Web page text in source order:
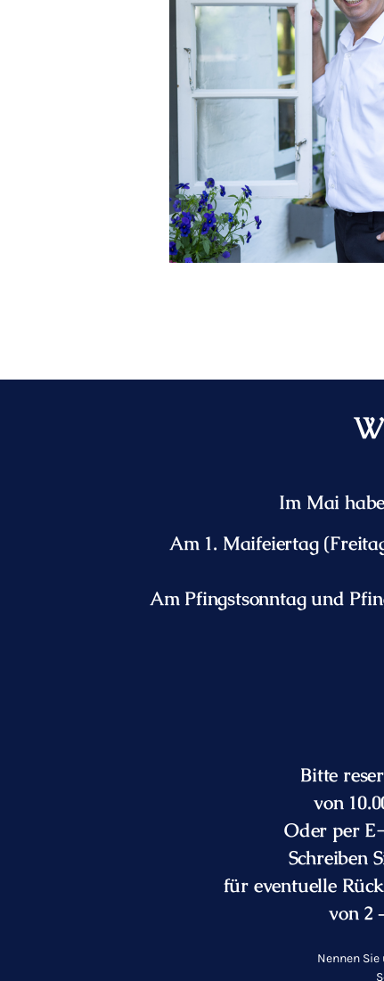
Im Mai
Am 1. Maifeiertag
Am Pfingstsonntag und
Bitte
von
Oder per
Schreiben
für eventuelle
von 2
Nennen